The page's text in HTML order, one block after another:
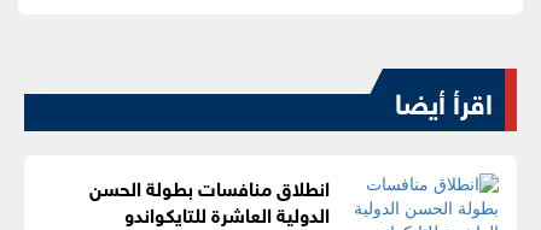
اقرأ أيضا
انطلاق منافسات بطولة الحسن
الدولية العاشرة للتايكواندو